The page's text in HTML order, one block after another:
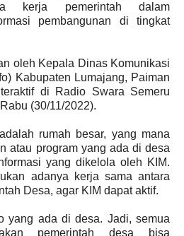
kerja pemerintah dalam
pembangunan di tingkat
oleh Kepala Dinas Komunikasi
Kabupaten Lumajang, Paiman
di Radio Swara Semeru
(30/11/2022).
rumah besar, yang mana
atau program yang ada di desa
yang dikelola oleh KIM.
adanya kerja sama antara
Desa, agar KIM dapat aktif.
yang ada di desa. Jadi, semua
pemerintah desa bisa